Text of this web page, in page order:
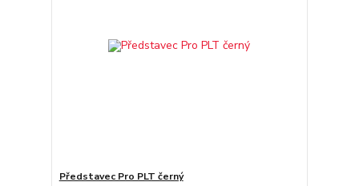
Představec Pro PLT černý